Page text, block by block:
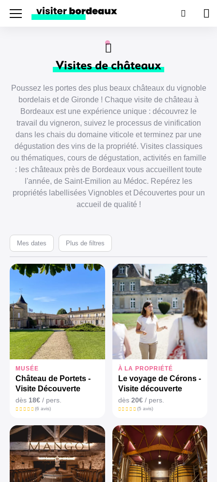
Menu
Visites de châteaux
Poussez les portes des plus beaux châteaux du vignoble
bordelais et de Gironde ! Chaque visite de château à
Bordeaux est une expérience unique : découvrez le
travail du vigneron, suivez le processus de vinification
dans les chais du domaine viticole et terminez par une
dégustation des vins de la propriété. Visites classiques
ou thématiques, cours de dégustation, activités en famille
: les châteaux près de Bordeaux vous accueillent toute
l'année, de Saint-Emilion au Médoc. Repérez les
propriétés labellisées Vignobles et Découvertes pour un
accueil de qualité !
Mes dates Plus de filtres
MUSÉE
Château de Portets -
Visite Découverte
dès 18€ / pers.
(6 avis)
À LA PROPRIÉTÉ
Le voyage de Cérons -
Visite découverte
dès 20€/ pers.
(5 avis)